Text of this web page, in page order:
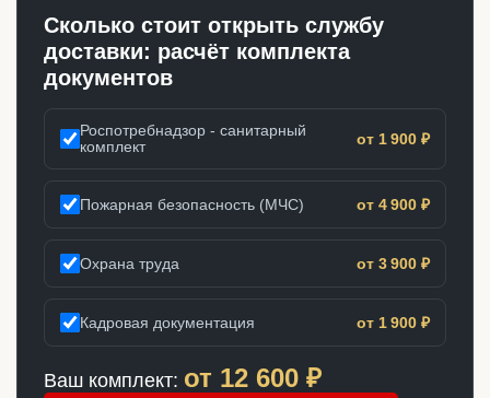
Сколько стоит открыть службу
доставки: расчёт комплекта
документов
Роспотребнадзор - санитарный
комплект
от 1 900 ₽
Пожарная безопасность (МЧС) от 4 900 ₽
Охрана труда от 3 900 ₽
Кадровая документация от 1 900 ₽
Ваш комплект: от 12 600 ₽